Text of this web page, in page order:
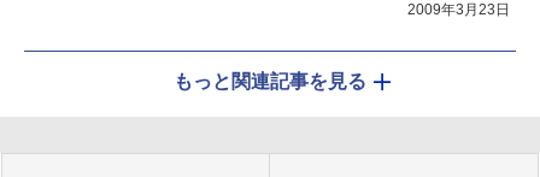
2009年3月23日
もっと関連記事を見る